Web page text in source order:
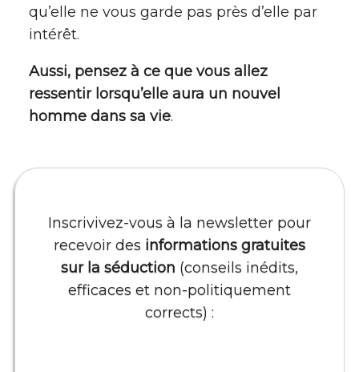
qu’elle ne vous garde pas près d’elle par
intérêt.
Aussi, pensez à ce que vous allez
ressentir lorsqu’elle aura un nouvel
homme dans sa vie.
Inscrivivez-vous à la newsletter pour
recevoir des informations gratuites
sur la séduction (conseils inédits,
efficaces et non-politiquement
corrects) :